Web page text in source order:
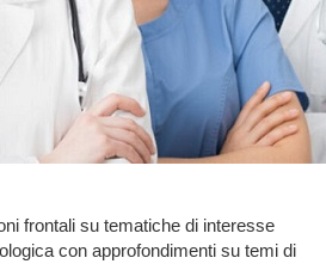
frontali su tematiche di interesse
con approfondimenti su temi di